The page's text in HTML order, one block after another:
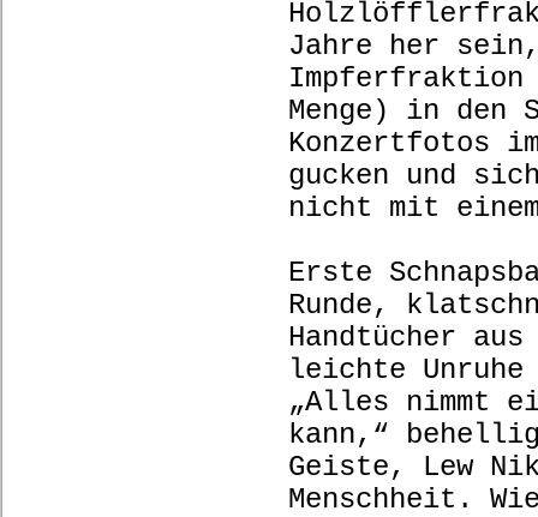
Jahre her
Impferfraktion
Menge) in
Konzertfotos
gucken und
nicht mit
Erste
Runde,
Handtücher
leichte
„Alles nimmt
kann,“
Geiste, Lew
Menschheit.